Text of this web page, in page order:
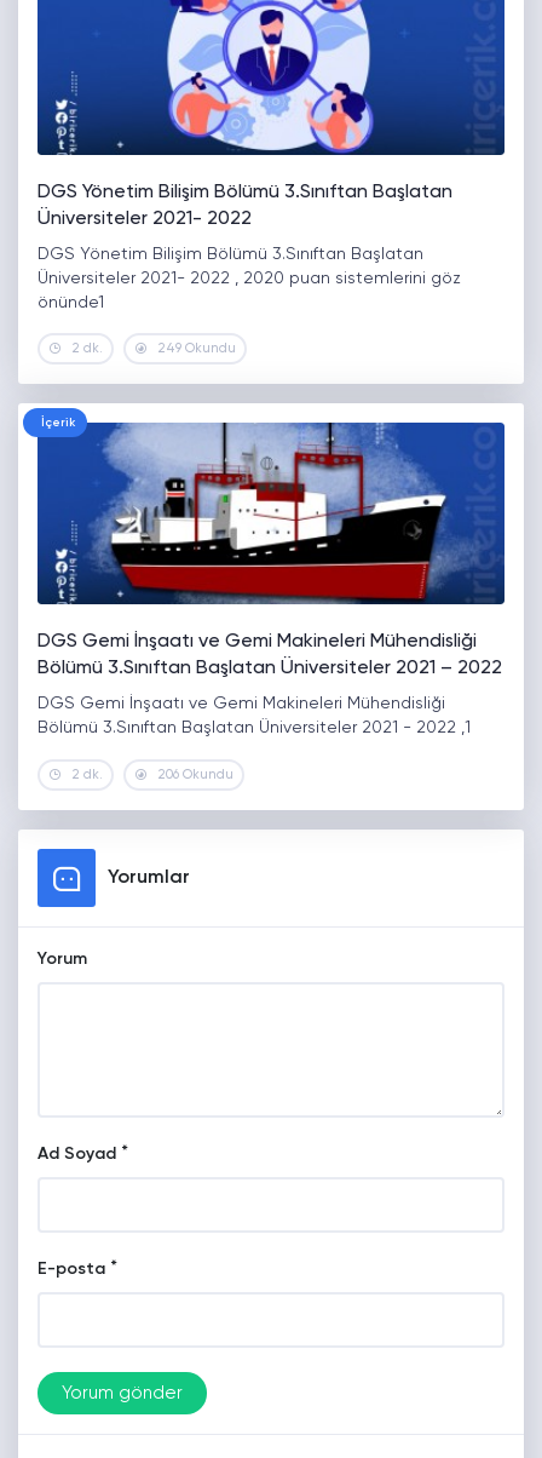
DGS Yönetim Bilişim Bölümü 3.Sınıftan Başlatan
Üniversiteler 2021- 2022
DGS Yönetim Bilişim Bölümü 3.Sınıftan Başlatan
Üniversiteler 2021- 2022 , 2020 puan sistemlerini göz
önünde1
2 dk. 249 Okundu
İçerik
DGS Gemi İnşaatı ve Gemi Makineleri Mühendisliği
Bölümü 3.Sınıftan Başlatan Üniversiteler 2021 – 2022
DGS Gemi İnşaatı ve Gemi Makineleri Mühendisliği
Bölümü 3.Sınıftan Başlatan Üniversiteler 2021 - 2022 ,1
2 dk. 206 Okundu
Yorumlar
Yorum
Ad Soyad *
E-posta *